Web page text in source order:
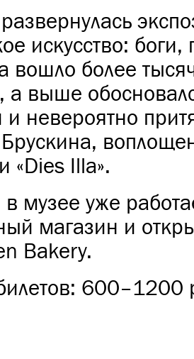
искусство: боги,
вошло более
а выше
невероятно
«Dies Illa».
музее уже
магазин и
Bakery.
600–1200